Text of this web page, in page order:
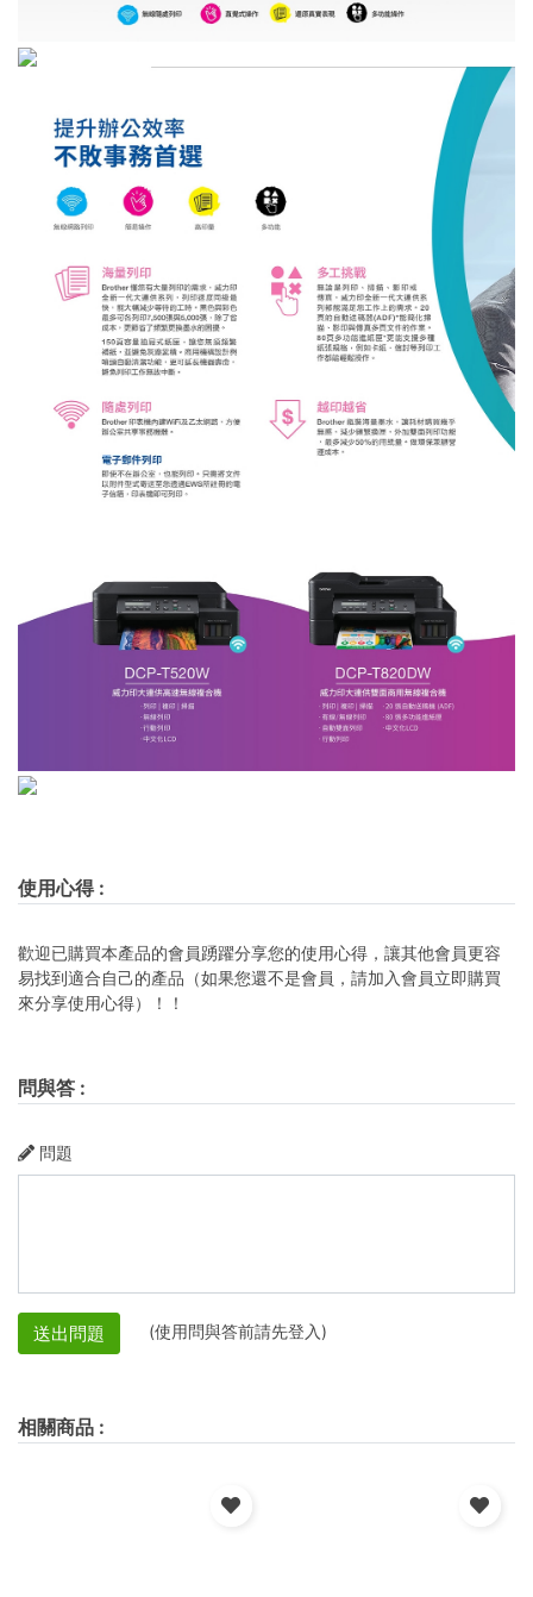
使用心得:
歡迎已購買本產品的會員踴躍分享您的使用心得，讓其他會員更容
易找到適合自己的產品（如果您還不是會員，請加入會員立即購買
來分享使用心得）！！
問與答 :
問題
送出問題 (使用問與答前請先登入)
相關商品 :